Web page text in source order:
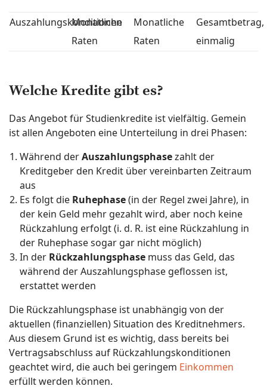
Auszahlungskonditionen
Monatliche
Raten
Monatliche
Raten
Gesamtbetrag,
einmalig
Welche Kredite gibt es?
Das Angebot für Studienkredite ist vielfältig. Gemein
ist allen Angeboten eine Unterteilung in drei Phasen:
Während derAuszahlungsphasezahlt der
Kreditgeber den Kredit über vereinbarten Zeitraum
aus
Es folgt die Ruhephase(in der Regel zwei Jahre), in
der kein Geld mehr gezahlt wird, aber noch keine
Rückzahlung erfolgt (i. d. R. ist eine Rückzahlung in
der Ruhephase sogar gar nicht möglich)
In der Rückzahlungsphase muss das Geld, das
während der Auszahlungsphase geflossen ist,
erstattet werden
Die Rückzahlungsphase ist unabhängig von der
aktuellen (finanziellen) Situation des Kreditnehmers.
Aus diesem Grund ist es wichtig, dass bereits bei
Vertragsabschluss auf Rückzahlungskonditionen
geachtet wird, die auch bei geringem Einkommen
erfüllt werden können.